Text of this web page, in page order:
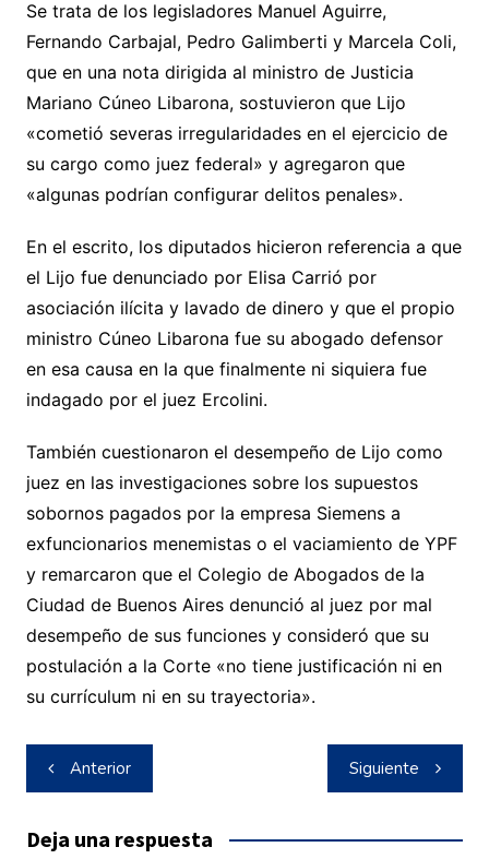
Se trata de los legisladores Manuel Aguirre,
Fernando Carbajal, Pedro Galimberti y Marcela Coli,
que en una nota dirigida al ministro de Justicia
Mariano Cúneo Libarona, sostuvieron que Lijo
«cometió severas irregularidades en el ejercicio de
su cargo como juez federal» y agregaron que
«algunas podrían configurar delitos penales».
En el escrito, los diputados hicieron referencia a que
el Lijo fue denunciado por Elisa Carrió por
asociación ilícita y lavado de dinero y que el propio
ministro Cúneo Libarona fue su abogado defensor
en esa causa en la que finalmente ni siquiera fue
indagado por el juez Ercolini.
También cuestionaron el desempeño de Lijo como
juez en las investigaciones sobre los supuestos
sobornos pagados por la empresa Siemens a
exfuncionarios menemistas o el vaciamiento de YPF
y remarcaron que el Colegio de Abogados de la
Ciudad de Buenos Aires denunció al juez por mal
desempeño de sus funciones y consideró que su
postulación a la Corte «no tiene justificación ni en
su currículum ni en su trayectoria».
Navegación
de
entradas
Anterior Siguiente
Deja una respuesta